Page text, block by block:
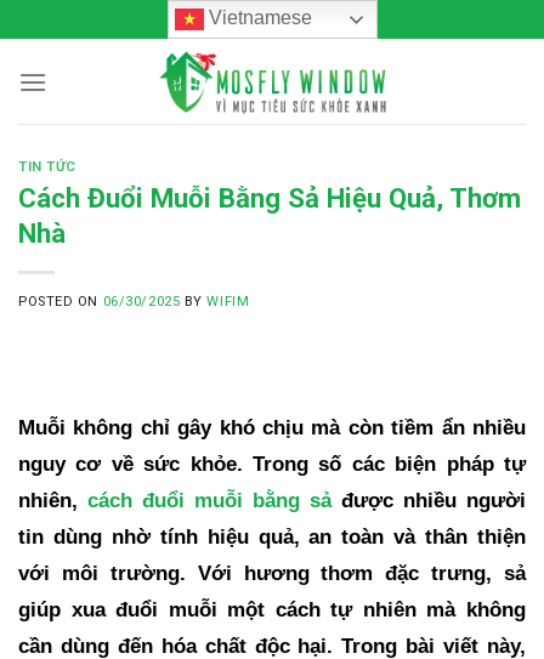
to
content
Vietnamese
TIN TỨC
Cách Đuổi Muỗi Bằng Sả Hiệu Quả, Thơm
Nhà
POSTED ON 06/30/2025 BYWIFIM
Muỗi không chỉ gây khó chịu mà còn tiềm ẩn nhiều
nguy cơ về sức khỏe. Trong số các biện pháp tự
nhiên, cách đuổi muỗi bằng sảđược nhiều người
tin dùng nhờ tính hiệu quả, an toàn và thân thiện
với môi trường. Với hương thơm đặc trưng, sả
giúp xua đuổi muỗi một cách tự nhiên mà không
cần dùng đến hóa chất độc hại. Trong bài viết này,